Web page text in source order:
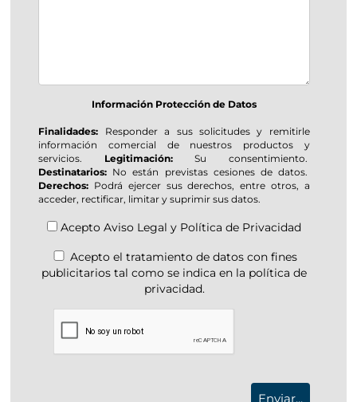
Información Protección de Datos
Finalidades: Responder a sus solicitudes y remitirle
información comercial de nuestros productos y
servicios. Legitimación:Su consentimiento.
Destinatarios: No están previstas cesiones de datos.
Derechos: Podrá ejercer sus derechos, entre otros, a
acceder, rectificar, limitar y suprimir sus datos.
AceptoAviso Legal y Política de Privacidad
Acepto el tratamiento de datos con fines
publicitarios tal como se indica en la política de
privacidad.